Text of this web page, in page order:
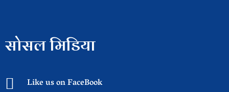
सोसल मिडिया
Like us on FaceBook